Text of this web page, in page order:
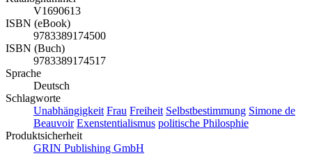
V1690613
ISBN (eBook)
9783389174500
ISBN (Buch)
9783389174517
Sprache
Deutsch
Schlagworte
Unabhängigkeit Frau Freiheit Selbstbestimmung Simone de
Beauvoir Exenstentialismus politische Philosphie
Produktsicherheit
GRIN Publishing GmbH